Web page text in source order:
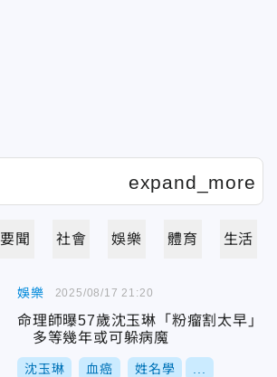
要聞 社會 娛樂 體育 生活
娛樂
命理師曝57歲沈玉琳「粉瘤割太早」
多等幾年或可躲病魔
沈玉琳 血癌 姓名學
2025/08/17 21:20